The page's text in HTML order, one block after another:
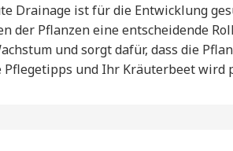
Drainage ist für die Entwicklung
der Pflanzen eine entscheidende
und sorgt dafür, dass die
Pflegetipps und Ihr Kräuterbeet wird